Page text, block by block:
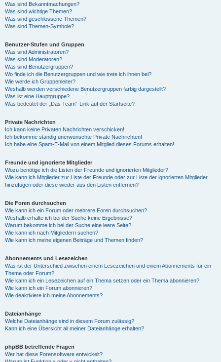
Was sind Bekanntmachungen?
Was sind wichtige Themen?
Was sind geschlossene Themen?
Was sind Themen-Symbole?
Benutzer-Stufen und Gruppen
Was sind Administratoren?
Was sind Moderatoren?
Was sind Benutzergruppen?
Wo finde ich die Benutzergruppen und wie trete ich ihnen bei?
Wie werde ich Gruppenleiter?
Weshalb werden verschiedene Benutzergruppen farbig dargestellt?
Was ist eine Hauptgruppe?
Was bedeutet der „Das Team“-Link auf der Startseite?
Private Nachrichten
Ich kann keine Privaten Nachrichten verschicken!
Ich bekomme ständig unerwünschte Private Nachrichten!
Ich habe eine Spam-E-Mail von einem Mitglied dieses Forums erhalten!
Freunde und ignorierte Mitglieder
Wozu benötige ich die Listen der Freunde und ignorierten Mitglieder?
Wie kann ich Mitglieder zur Liste der Freunde oder zur Liste der ignorierten Mitglieder
hinzufügen oder diese wieder aus den Listen entfernen?
Die Foren durchsuchen
Wie kann ich ein Forum oder mehrere Foren durchsuchen?
Weshalb erhalte ich bei der Suche keine Ergebnisse?
Warum bekomme ich bei der Suche eine leere Seite?
Wie kann ich nach Mitgliedern suchen?
Wie kann ich meine eigenen Beiträge und Themen finden?
Abonnements und Lesezeichen
Was ist der Unterschied zwischen einem Lesezeichen und einem Abonnements für ein
Thema oder Forum?
Wie kann ich ein Lesezeichen auf ein Thema setzen oder ein Thema abonnieren?
Wie kann ich ein Forum abonnieren?
Wie deaktiviere ich meine Abonnements?
Dateianhänge
Welche Dateianhänge sind in diesem Forum zulässig?
Kann ich eine Übersicht all meiner Dateianhänge erhalten?
phpBB betreffende Fragen
Wer hat diese Forensoftware entwickelt?